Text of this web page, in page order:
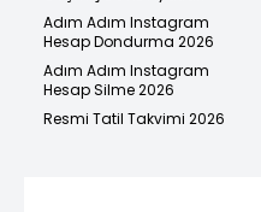
Adım Adım Instagram
Hesap Dondurma 2026
Adım Adım Instagram
Hesap Silme 2026
Resmi Tatil Takvimi 2026